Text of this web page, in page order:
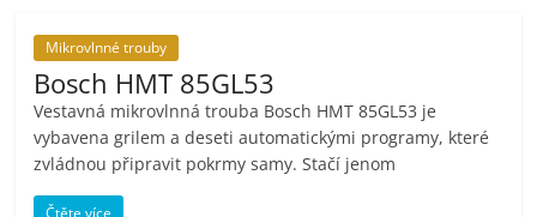
Mikrovlnné trouby
Bosch HMT 85GL53
Vestavná mikrovlnná trouba Bosch HMT 85GL53 je
vybavena grilem a deseti automatickými programy, které
zvládnou připravit pokrmy samy. Stačí jenom
Čtěte více